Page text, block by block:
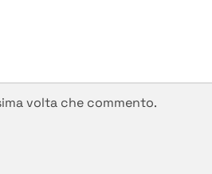
volta che commento.